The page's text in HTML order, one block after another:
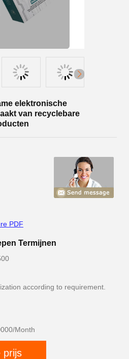
elektronische
van recyclebare
PDF
Termijnen
according to requirement.
Month
prijs